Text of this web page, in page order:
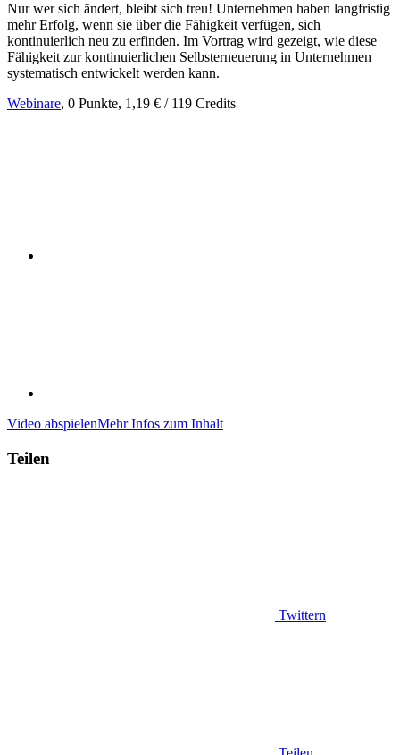
Nur wer sich ändert, bleibt sich treu! Unternehmen haben langfristig
mehr Erfolg, wenn sie über die Fähigkeit verfügen, sich
kontinuierlich neu zu erfinden. Im Vortrag wird gezeigt, wie diese
Fähigkeit zur kontinuierlichen Selbsterneuerung in Unternehmen
systematisch entwickelt werden kann.
Webinare, 0 Punkte, 1,19 € / 119 Credits
Video abspielenMehr Infos zum Inhalt
Teilen
Twittern